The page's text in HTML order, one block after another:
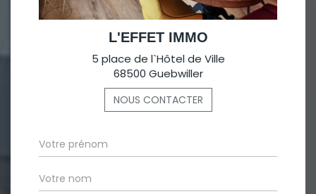
L'EFFET IMMO
5 place de l`Hôtel de Ville
68500 Guebwiller
NOUS CONTACTER